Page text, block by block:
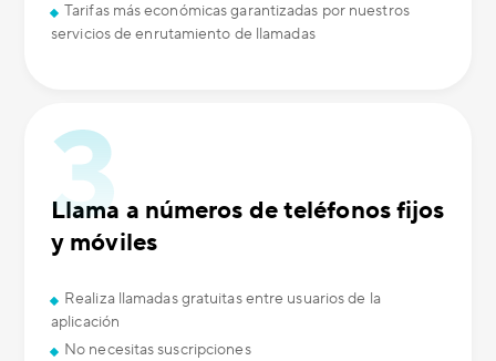
Tarifas más económicas garantizadas por nuestros
servicios de enrutamiento de llamadas
Llama a números de teléfonos fijos
y móviles
Realiza llamadas gratuitas entre usuarios de la
aplicación
No necesitas suscripciones